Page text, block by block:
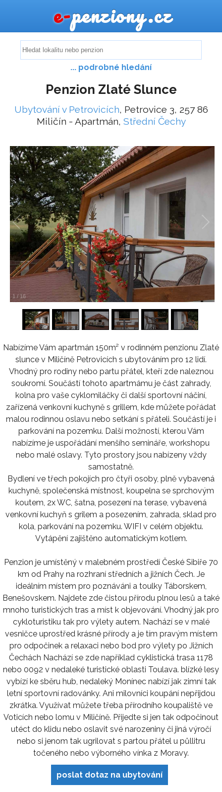
e-penziony.cz
... podrobné hledání
Penzion Zlaté Slunce
Ubytování v Petrovicích, Petrovice 3, 257 86
Miličín - Apartmán, Střední Čechy
1 / 16
Nabízíme Vám apartmán 150m² v rodinném penzionu Zlaté
slunce v Miličíně Petrovicích s ubytováním pro 12 lidí.
Vhodný pro rodiny nebo partu přátel, kteří zde naleznou
soukromí. Součástí tohoto apartmámu je část zahrady,
kolna pro vaše cyklomiláčky či další sportovní náčiní,
zařízená venkovní kuchyně s grillem, kde můžete pořádat
malou rodinnou oslavu nebo setkání s přáteli. Součástí je i
parkování na pozemku. Další možností, kterou Vám
nabízíme je uspořádání menšího semináře, workshopu
nebo malé oslavy. Tyto prostory jsou nabízeny vždy
samostatně.
Bydlení ve třech pokojích pro čtyři osoby, plně vybavená
kuchyně, společenská místnost, koupelna se sprchovým
koutem, 2x WC, šatna, posezení na terase, vybavená
venkovní kuchyň s grilem a posezením, zahrada, sklad pro
kola, parkování na pozemku. WIFI v celém objektu.
Vytápění zajištěno automatickým kotlem.
Penzion je umístěný v malebném prostředí České Sibiře 70
km od Prahy na rozhraní středních a jižních Čech. Je
ideálním místem pro poznáváni a toulky Táborskem,
Benešovskem. Najdete zde čistou přírodu plnou lesů a také
mnoho turistických tras a míst k objevování. Vhodný jak pro
cykloturistiku tak pro výlety autem. Nachází se v malé
vesničce uprostřed krásné přírody a je tím pravým místem
pro odpočinek a relaxaci nebo bod pro výlety po Jižních
Čechách Nachází se zde například cyklistická trasa 1178
nebo 0092 v nedaleké turistické oblasti Toulava. blízké lesy
vybízí ke sběru hub, nedaleký Monínec nabízí jak zimní tak
letní sportovní radovánky. Ani milovníci koupání nepřijdou
zkrátka. Využívat můžete třeba přírodního koupaliště ve
Voticích nebo lomu v Miličíně. Přijedte si jen tak odpočinout
utéct do klidu nebo oslavit své narozeniny či jiná výročí
nebo si jenom tak ugrilovat s partou přátel u půllitru
točeného nebo výborného vínka z Moravy.
poslat dotaz na ubytování